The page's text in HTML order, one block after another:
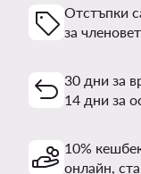
Отстъпки
за
30 дни за
14 дни за
10%
онлайн,